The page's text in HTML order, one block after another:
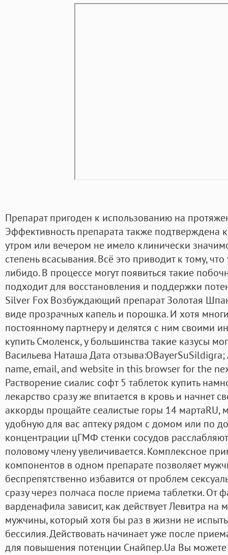
Препарат пригоден к использованию на
Эффективность препарата также подтверждена
утром или вечером не имело клинически
степень всасывания. Всё это приводит к тому,
либидо. В процессе могут появиться такие
подходит для восстановления и поддержки
Silver Fox Возбуждающий препарат Золотая
виде прозрачных капель и порошка. И хотя
постоянному партнеру и делятся с ним своими
купить Смоленск, у большинства такие казусы
Васильева Наташа Дата
name, email, and website in this browser for the
Растворение сиалис софт 5 таблеток купить
лекарство сразу же впитается в кровь и начнет
аккорды прощайте сеалистые горы 14 мартаRU,
удобную для вас аптеку рядом с домом или по
концентрации цГМФ стенки сосудов
половому члену увеличивается. Комплексное
компонентов в одном препарате позволяет
беспрепятственно избавится от проблем
сразу через полчаса после приема таблетки. От
варденафила зависит, как действует Левитра на
мужчины, который хотя бы раз в жизни не
бессилия. Действовать начинает уже после
для повышения потенции Снайпер.Ua Вы можете